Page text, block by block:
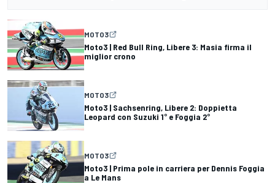
MOTO3
Moto3 | Red Bull Ring, Libere 3: Masia firma il
miglior crono
MOTO3
Moto3 | Sachsenring, Libere 2: Doppietta
Leopard con Suzuki 1° e Foggia 2°
MOTO3
Moto3 | Prima pole in carriera per Dennis Foggia
a Le Mans